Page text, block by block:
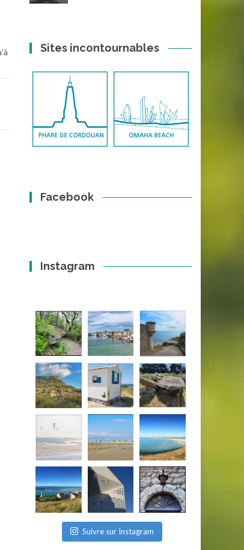
Sites incontournables
Facebook
Instagram
Suivre sur Instagram